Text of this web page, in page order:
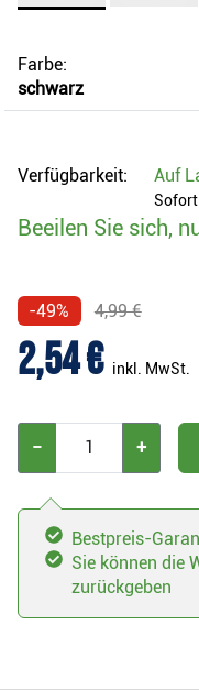
Farbe:
schwarz
Verfügbarkeit: Auf
Beeilen Sie sich,
-49% 4,99 €
2,54 € inkl. MwSt.
− +
Bestpreis-
Sie können die
zurückgeben